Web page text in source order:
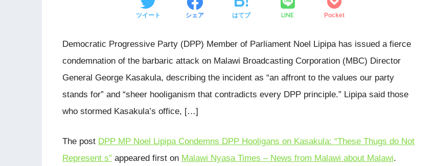
ツイート シェア はてブ LINE Pocket
Democratic Progressive Party (DPP) Member of Parliament Noel Lipipa has issued a fierce
condemnation of the barbaric attack on Malawi Broadcasting Corporation (MBC) Director
General George Kasakula, describing the incident as “an affront to the values our party
stands for” and “sheer hooliganism that contradicts every DPP principle.” Lipipa said those
who stormed Kasakula’s office, […]
The post DPP MP Noel Lipipa Condemns DPP Hooligans on Kasakula: “These Thugs do Not
Represent s” appeared first on Malawi Nyasa Times – News from Malawi about Malawi.